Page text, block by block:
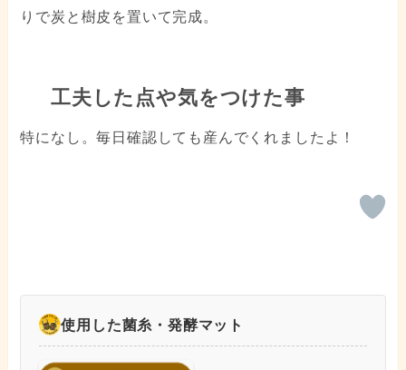
りで炭と樹皮を置いて完成。
工夫した点や気をつけた事
特になし。毎日確認しても産んでくれましたよ！
使用した菌糸・発酵マット